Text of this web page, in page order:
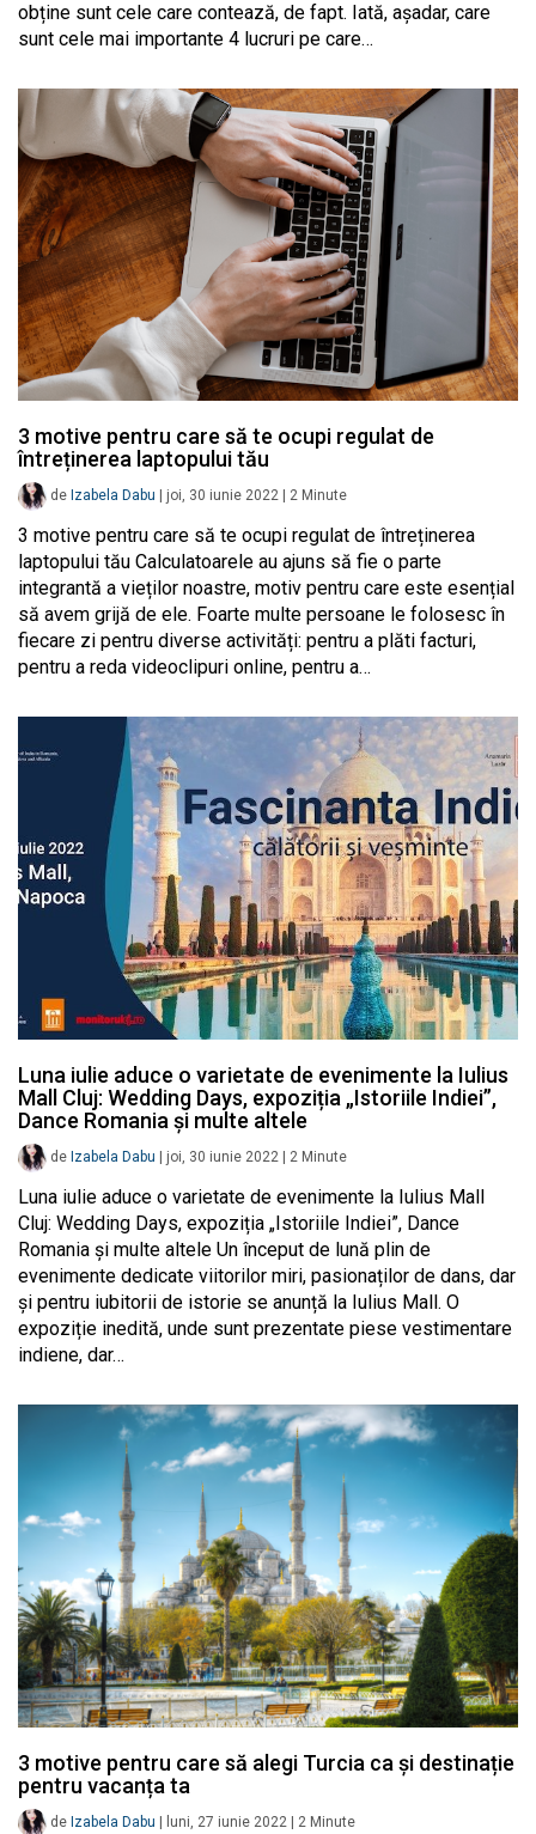
obține sunt cele care contează, de fapt. Iată, așadar, care
sunt cele mai importante 4 lucruri pe care…
3 motive pentru care să te ocupi regulat de
întreținerea laptopului tău
de Izabela Dabu joi, 30 iunie 2022 2 Minute
3 motive pentru care să te ocupi regulat de întreținerea
laptopului tău Calculatoarele au ajuns să fie o parte
integrantă a vieților noastre, motiv pentru care este esențial
să avem grijă de ele. Foarte multe persoane le folosesc în
fiecare zi pentru diverse activități: pentru a plăti facturi,
pentru a reda videoclipuri online, pentru a…
Luna iulie aduce o varietate de evenimente la Iulius
Mall Cluj: Wedding Days, expoziția „Istoriile Indiei”,
Dance Romania și multe altele
de Izabela Dabu joi, 30 iunie 2022 2 Minute
Luna iulie aduce o varietate de evenimente la Iulius Mall
Cluj: Wedding Days, expoziția „Istoriile Indiei”, Dance
Romania și multe altele Un început de lună plin de
evenimente dedicate viitorilor miri, pasionaților de dans, dar
și pentru iubitorii de istorie se anunță la Iulius Mall. O
expoziție inedită, unde sunt prezentate piese vestimentare
indiene, dar…
3 motive pentru care să alegi Turcia ca și destinație
pentru vacanța ta
de Izabela Dabu luni, 27 iunie 2022 2 Minute